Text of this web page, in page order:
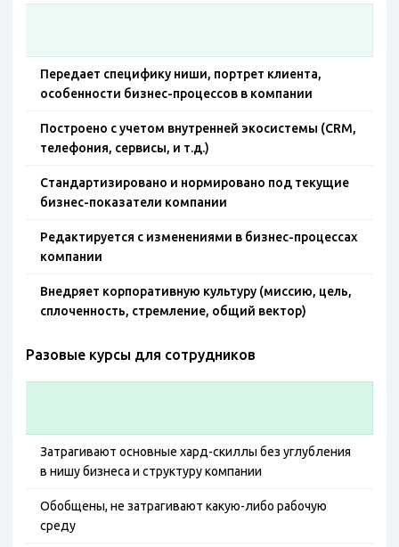
Передает специфику ниши, портрет клиента,
особенности бизнес-процессов в компании
Построено с учетом внутренней экосистемы (CRM,
телефония, сервисы, и т.д.)
Стандартизировано и нормировано под текущие
бизнес-показатели компании
Редактируется с изменениями в бизнес-процессах
компании
Внедряет корпоративную культуру (миссию, цель,
сплоченность, стремление, общий вектор)
Разовые курсы для сотрудников
Затрагивают основные хард-скиллы без углубления
в нишу бизнеса и структуру компании
Обобщены, не затрагивают какую-либо рабочую
среду